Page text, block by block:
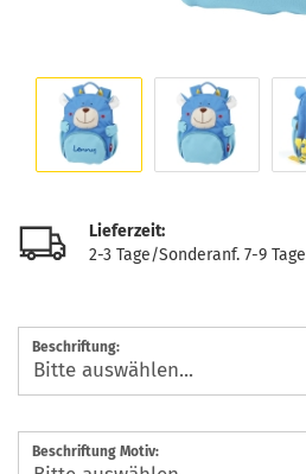
Lieferzeit:
2-3 Tage/Sonderanf. 7-9 Tage
Beschriftung:
Beschriftung Motiv: